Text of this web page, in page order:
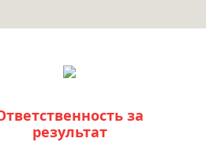
за
результат